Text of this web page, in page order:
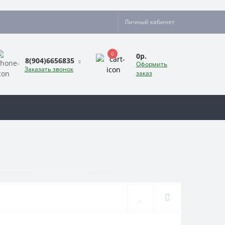
Личный кабинет
8(904)6656835
Заказать звонок
0 0р.
Оформить
заказ